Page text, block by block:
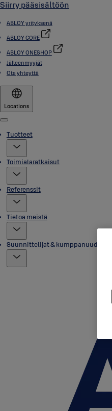
Siirry pääsisältöön
ABLOY yrityksenä
ABLOY CORE
ABLOY ONESHOP
Jälleenmyyjät
Ota yhteyttä
Locations
Menu
Tuotteet
Toimialaratkaisut
Referenssit
Tietoa meistä
Suunnittelijat & kumppanuudet